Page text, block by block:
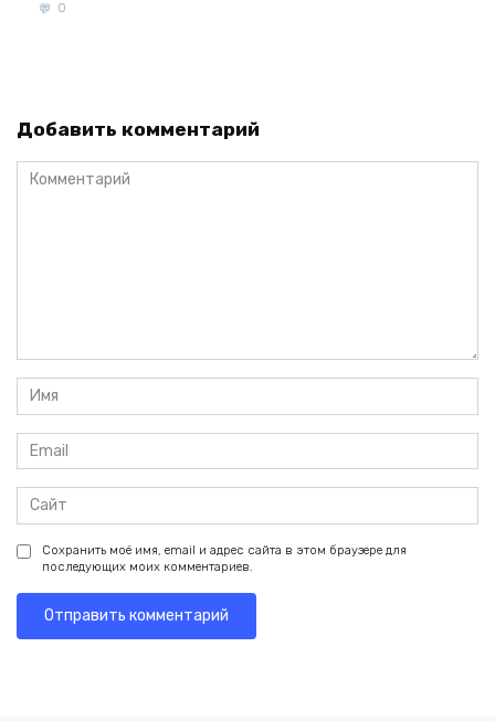
0
Добавить комментарий
Комментарий
Имя
*
Email
*
Сайт
Сохранить моё имя, email и адрес сайта в этом браузере для
последующих моих комментариев.